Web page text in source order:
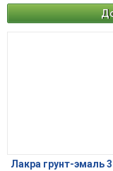
Лакра грунт-эмаль